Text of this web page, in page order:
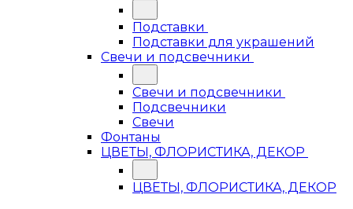
Подставки
Подставки для украшений
Свечи и подсвечники
Свечи и подсвечники
Подсвечники
Свечи
Фонтаны
ЦВЕТЫ, ФЛОРИСТИКА, ДЕКОР
ЦВЕТЫ, ФЛОРИСТИКА, ДЕКОР